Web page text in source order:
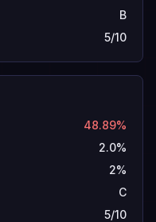
B
5/10
48.89%
2.0%
2%
C
5/10